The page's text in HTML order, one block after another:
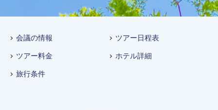
会議の情報 ツアー日程表
ツアー料金 ホテル詳細
旅行条件